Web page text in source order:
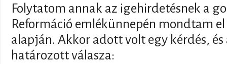
Folytatom annak az igehirdetésnek a
Reformáció emlékünnepén mondtam
alapján. Akkor adott volt egy kérdés, és
határozott válasza: